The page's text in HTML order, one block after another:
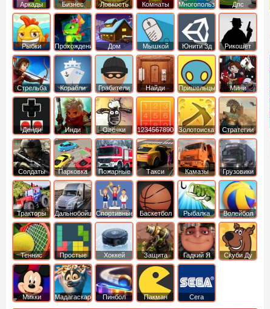
Аркады
Бизнес
симуляторы
Ловкость Комнаты Многопользовательские
Дпс
Рыбки Прохождение Дом Мышкой Юнити 3д Рикошет
Cтрельба
из лука
Корабли Грабители
Найди
выход
Пришельцы Мини
Денди Инди
Овечки
идут домой
1234567890 ЗолотоискательСтратегии
Солдаты
Парковка
машин
Пожарные
машины
Такси Камазы Грузовики
Тракторы ДальнобойщикиСпортивные Баскетбол Рыбалка Волейбол
Теннис Простые Хоккей
Защита
башни
Гадкий Я Скуби Ду
Микки
Мадагаскар Пинбол Пакман Сега